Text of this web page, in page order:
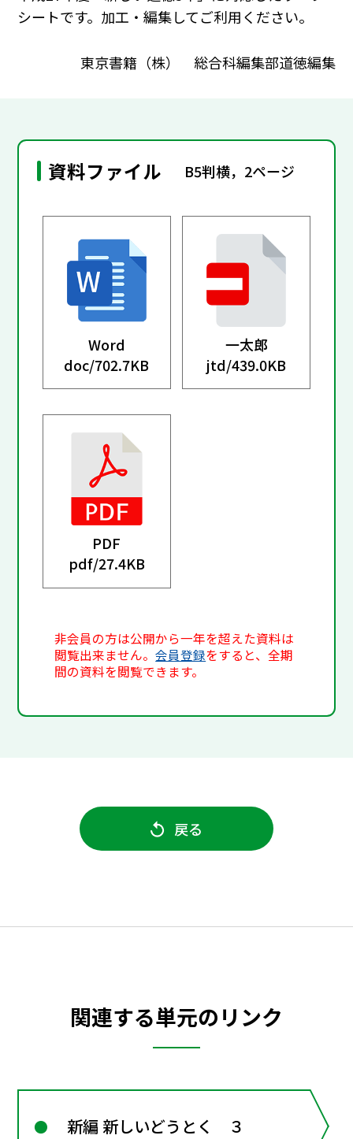
シートです。加工・編集してご利用ください。
東京書籍（株） 総合科編集部道徳編集
資料ファイル B5判横，2ページ
Word
doc/702.7KB
一太郎
jtd/439.0KB
PDF
pdf/27.4KB
非会員の方は公開から一年を超えた資料は
閲覧出来ません。会員登録をすると、全期
間の資料を閲覧できます。
戻る
関連する単元のリンク
新編 新しいどうとく ３